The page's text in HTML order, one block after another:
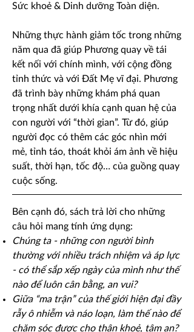
Sức khoẻ & Dinh dưỡng Toàn diện.
Những thực hành giảm tốc trong những
năm qua đã giúp Phương quay về tái
kết nối với chính mình, với cộng đồng
tỉnh thức và với Đất Mẹ vĩ đại. Phương
đã trình bày những khám phá quan
trọng nhất dưới khía cạnh quan hệ của
con người với “thời gian”. Từ đó, giúp
người đọc có thêm các góc nhìn mới
mẻ, tỉnh táo, thoát khỏi ám ảnh về hiệu
suất, thời hạn, tốc độ… của guồng quay
cuộc sống.​
Bên cạnh đó, sách trả lời cho những
câu hỏi mang tính ứng dụng:
Chúng ta - những con người bình
thường với nhiều trách nhiệm và áp lực
- có thể sắp xếp ngày của mình như thế
nào để luôn cân bằng, an vui?
Giữa “ma trận” của thế giới hiện đại đầy
rẫy ô nhiễm và náo loạn, làm thế nào để
chăm sóc được cho thân khoẻ, tâm an?